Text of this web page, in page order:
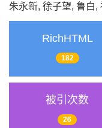
朱永新, 徐子望, 鲁白
RichHTML
182
被引次数
26